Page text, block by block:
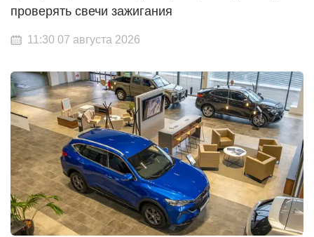
проверять свечи зажигания
11:30 07 августа 2026